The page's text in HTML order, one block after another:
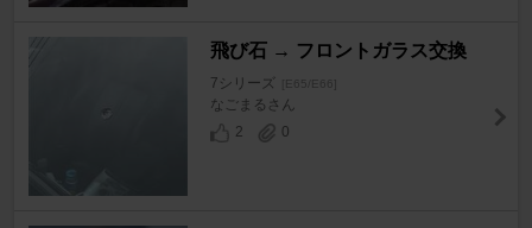
飛び石 → フロントガラス交換
7シリーズ [E65/E66]
なごまるさん
2
0